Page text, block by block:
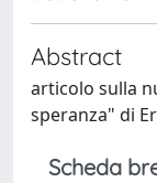
Abstract
articolo sulla
speranza" di
Scheda